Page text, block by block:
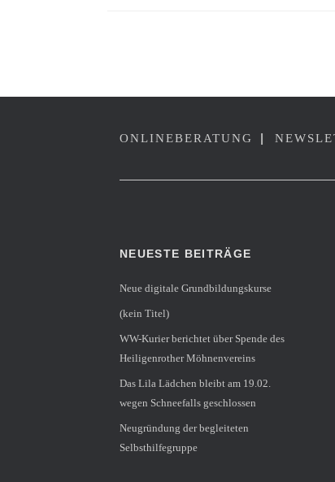
ONLINEBERATUNG |
NEUESTE BEITRÄGE
Neue digitale Grundbildungskurse
(kein Titel)
WW-Kurier berichtet über Spende des
Heiligenrother Möhnenvereins
Das Lila Lädchen bleibt am 19.02.
wegen Schneefalls geschlossen
Neugründung der begleiteten
Selbsthilfegruppe